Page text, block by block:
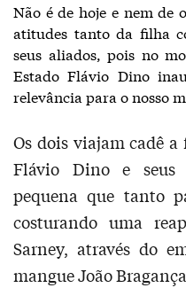
Não é de hoje e nem de
atitudes tanto da filha
seus aliados, pois no
Estado Flávio Dino
relevância para o nosso
Os dois viajam cadê
Flávio Dino e seus
pequena que tanto
costurando uma
Sarney, através do
mangue João